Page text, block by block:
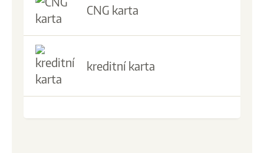
CNG karta
kreditní karta